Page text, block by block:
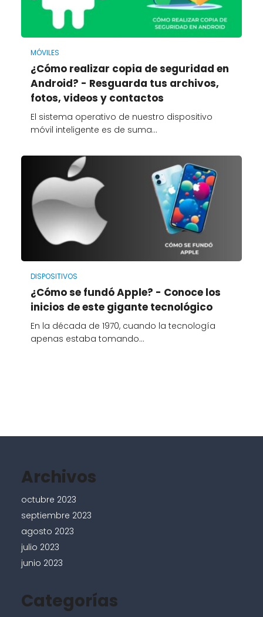
MÓVILES
¿Cómo realizar copia de seguridad en
Android? - Resguarda tus archivos,
fotos, videos y contactos
El sistema operativo de nuestro dispositivo
móvil inteligente es de suma…
DISPOSITIVOS
¿Cómo se fundó Apple? - Conoce los
inicios de este gigante tecnológico
En la década de 1970, cuando la tecnología
apenas estaba tomando…
Archivos
octubre 2023
septiembre 2023
agosto 2023
julio 2023
junio 2023
Categorías